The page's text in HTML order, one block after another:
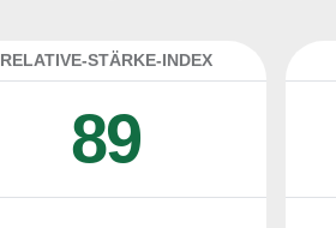
RELATIVE-STÄRKE-INDEX
89